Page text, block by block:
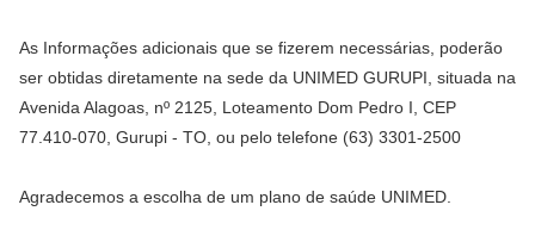
As Informações adicionais que se fizerem necessárias, poderão
ser obtidas diretamente na sede da UNIMED GURUPI, situada na
Avenida Alagoas, nº 2125, Loteamento Dom Pedro I, CEP
77.410-070, Gurupi - TO, ou pelo telefone (63) 3301-2500
Agradecemos a escolha de um plano de saúde UNIMED.